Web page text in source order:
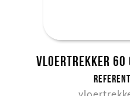
Vloertrekker 60